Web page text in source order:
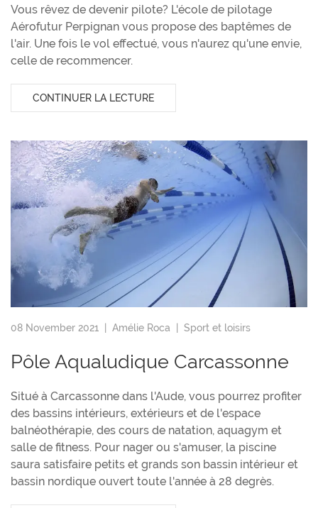
Vous rêvez de devenir pilote? L'école de pilotage
Aérofutur Perpignan vous propose des baptêmes de
l'air. Une fois le vol effectué, vous n'aurez qu'une envie,
celle de recommencer.
CONTINUER LA LECTURE
08 November 2021 | Amélie Roca Sport et loisirs
Pôle Aqualudique Carcassonne
Situé à Carcassonne dans l'Aude, vous pourrez profiter
des bassins intérieurs, extérieurs et de l'espace
balnéothérapie, des cours de natation, aquagym et
salle de fitness. Pour nager ou s'amuser, la piscine
saura satisfaire petits et grands son bassin intérieur et
bassin nordique ouvert toute l'année à 28 degrès.